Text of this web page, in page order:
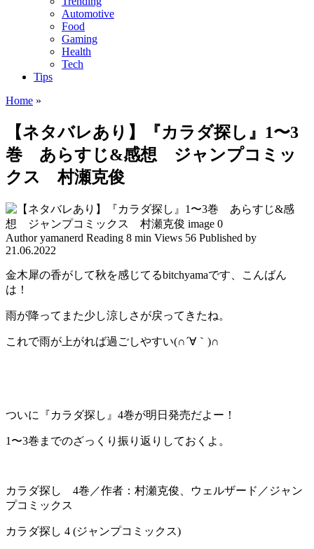
Automotive
Food
Gaming
Health
Tech
Tips
Home »
【ネタバレあり】『カラダ探し』1〜3
巻 あらすじ&感想 ジャンプコミッ
クス 村瀬克俊
Author yamanerd Reading 8 min Views 56 Published by
21.06.2022
金木犀の香がして秋を感じてるbitchyamaです、こんばん
は！
雨が降ってまた少し涼しさが戻ってきたね。
これで雨が上がれば過ごしやすい(∩´∀｀)∩
ついに『カラダ探し』4巻が明日発売だよー！
1〜3巻までのざっくり振り返りしておくよ。
カラダ探し 4巻／作者：村瀬克俊、ウェルザード／ジャン
プコミックス
カラダ探し 4 (ジャンプコミックス)